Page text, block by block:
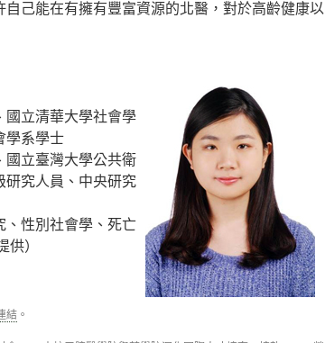
己能在有擁有豐富資源的北醫，對於高齡健康以
國立清華大學社會學
學系學士
國立臺灣大學公共衛
研究人員、中央研究
、性別社會學、死亡
供）
結 。